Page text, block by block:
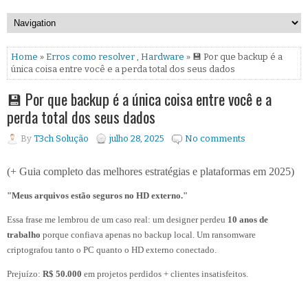
Home » Erros como resolver Hardware » 💾 Por que backup é a
única coisa entre você e a perda total dos seus dados
💾 Por que backup é a única coisa entre você e a
perda total dos seus dados
By T3ch Solução julho 28, 2025 No comments
(+ Guia completo das melhores estratégias e plataformas em 2025)
"Meus arquivos estão seguros no HD externo."
Essa frase me lembrou de um caso real: um designer perdeu 10 anos de
trabalho porque confiava apenas no backup local. Um ransomware
criptografou tanto o PC quanto o HD externo conectado.
Prejuízo: R$ 50.000 em projetos perdidos + clientes insatisfeitos.